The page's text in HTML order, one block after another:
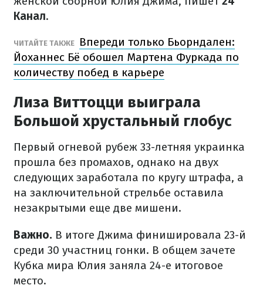
Канал.
ЧИТАЙТЕ ТАКЖЕ
Впереди только Бьорндален:
Йоханнес Бё обошел Мартена Фуркада по
количеству побед в карьере
Лиза Виттоцци выиграла
Большой хрустальный глобус
Первый огневой рубеж 33-летняя украинка
прошла без промахов, однако на двух
следующих заработала по кругу штрафа, а
на заключительной стрельбе оставила
незакрытыми еще две мишени.
Важно. В итоге Джима финишировала 23-й
среди 30 участниц гонки. В общем зачете
Кубка мира Юлия заняла 24-е итоговое
место.